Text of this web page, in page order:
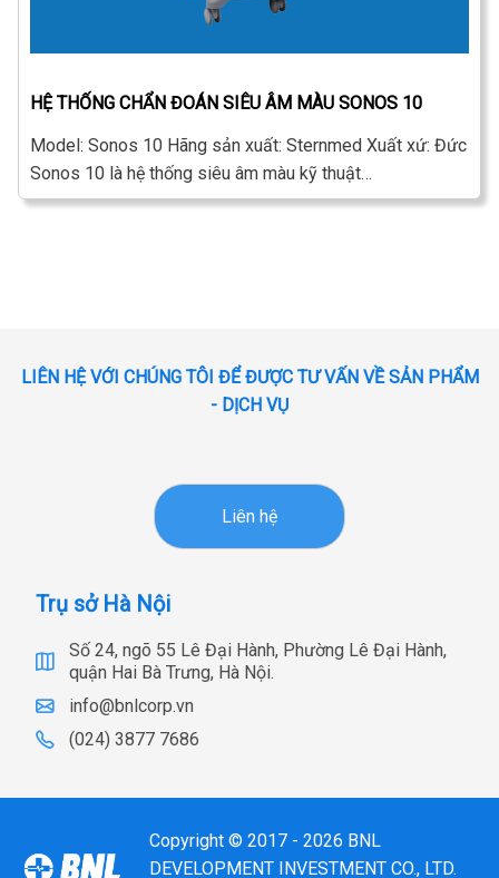
HỆ THỐNG CHẨN ĐOÁN SIÊU ÂM MÀU SONOS 10
Model: Sonos 10 Hãng sản xuất: Sternmed Xuất xứ: Đức
Sonos 10 là hệ thống siêu âm màu kỹ thuật…
LIÊN HỆ VỚI CHÚNG TÔI ĐỂ ĐƯỢC TƯ VẤN VỀ SẢN PHẨM
- DỊCH VỤ
Liên hệ
Trụ sở Hà Nội
Số 24, ngõ 55 Lê Đại Hành, Phường Lê Đại Hành,
quận Hai Bà Trưng, Hà Nội.
info@bnlcorp.vn
(024) 3877 7686
Copyright © 2017 - 2026 BNL
DEVELOPMENT INVESTMENT CO., LTD.